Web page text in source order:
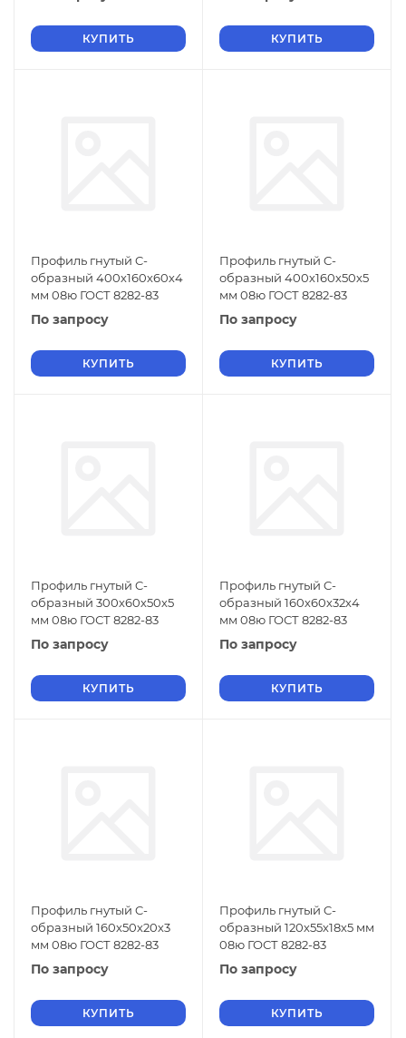
КУПИТЬ КУПИТЬ
Профиль гнутый C-
образный 400х160х60х4
мм 08ю ГОСТ 8282-83
По запросу
КУПИТЬ
Профиль гнутый C-
образный 400х160х50х5
мм 08ю ГОСТ 8282-83
По запросу
КУПИТЬ
Профиль гнутый C-
образный 300х60х50х5
мм 08ю ГОСТ 8282-83
По запросу
КУПИТЬ
Профиль гнутый C-
образный 160х60х32х4
мм 08ю ГОСТ 8282-83
По запросу
КУПИТЬ
Профиль гнутый C-
образный 160х50х20х3
мм 08ю ГОСТ 8282-83
По запросу
КУПИТЬ
Профиль гнутый C-
образный 120х55х18х5 мм
08ю ГОСТ 8282-83
По запросу
КУПИТЬ